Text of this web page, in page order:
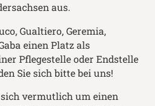
aus.
Gualtiero, Geremia,
einen Platz als
Pflegestelle oder Endstelle
Sie sich bitte bei uns!
sich vermutlich um einen